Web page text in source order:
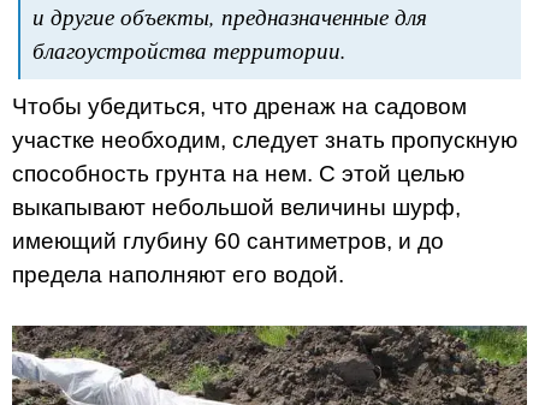
и другие объекты, предназначенные для
благоустройства территории.
Чтобы убедиться, что дренаж на садовом
участке необходим, следует знать пропускную
способность грунта на нем. С этой целью
выкапывают небольшой величины шурф,
имеющий глубину 60 сантиметров, и до
предела наполняют его водой.